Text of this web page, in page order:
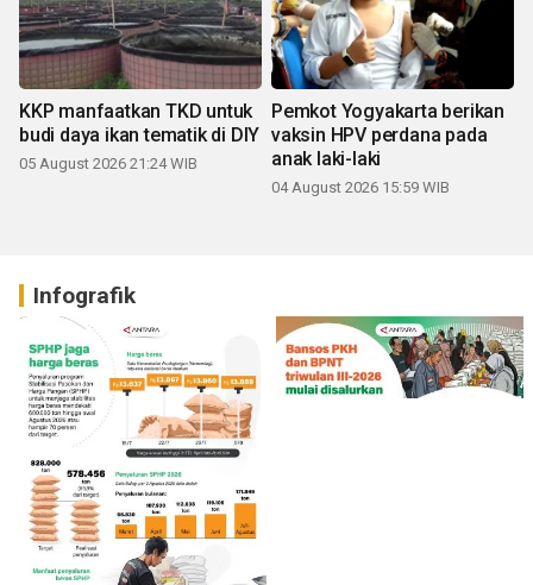
KKP manfaatkan TKD untuk
budi daya ikan tematik di DIY
05 August 2026 21:24 WIB
Pemkot Yogyakarta berikan
vaksin HPV perdana pada
anak laki-laki
04 August 2026 15:59 WIB
Infografik